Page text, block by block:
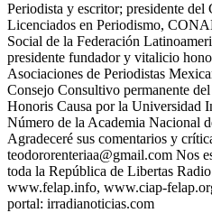
Periodista y escritor; presidente
Licenciados en Periodismo,
Social de la Federación
presidente fundador y vitalicio
Asociaciones de Periodistas
Consejo Consultivo permanente
Honoris Causa por la Universidad
Número de la Academia Nacional
Agradeceré sus comentarios y
teodororenteriaa@gmail.com Nos
toda la República de Libertas
www.felap.info, www.ciap-
portal: irradianoticias.com